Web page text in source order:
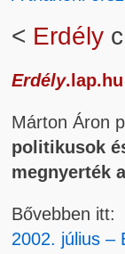
< Erdély
Erdély.lap.hu
Márton Áron
politikusok
megnyerték
Bővebben itt:
2002. július –